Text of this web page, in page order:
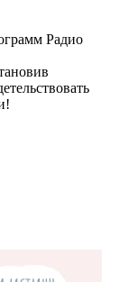
Радио